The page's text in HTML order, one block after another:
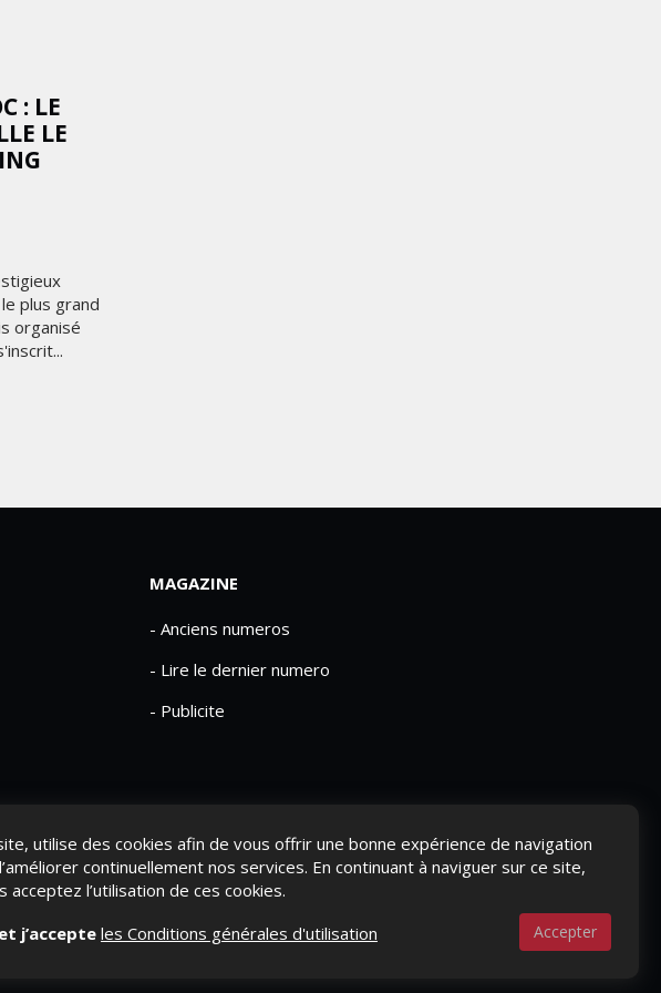
: LE
LE
plus grand
organisé
utilise des cookies afin de vous offrir une bonne expérience de navigation
continuellement nos services. En continuant à naviguer sur ce site,
acceptez l’utilisation de ces cookies.
et j’accepteles Conditions générales d'utilisation Accepter
MAGAZINE
- Anciens numeros
- Lire le dernier numero
- Publicite
MENTIONS LÉGALES